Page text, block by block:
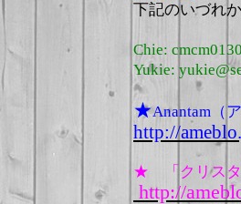
下記のいづれか
Chie:
Yukie:
★Anantam（
http://
★ 「クリス
http://